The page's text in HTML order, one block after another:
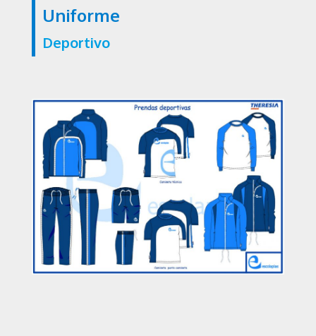
Uniforme
Deportivo